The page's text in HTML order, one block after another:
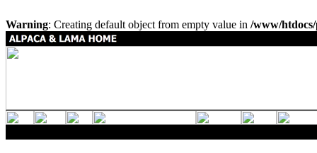
Warning: Creating default object from empty value in /www/